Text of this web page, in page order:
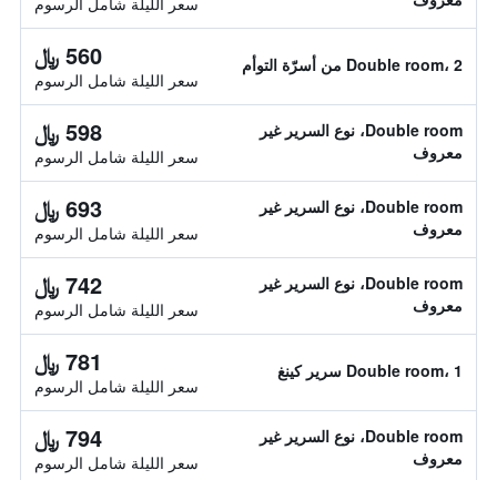
Double room، 2 من أسرّة التوأم 560 ﷼
سعر الليلة شامل الرسوم
Double room، نوع السرير غير
معروف
598 ﷼
سعر الليلة شامل الرسوم
Double room، نوع السرير غير
معروف
693 ﷼
سعر الليلة شامل الرسوم
Double room، نوع السرير غير
معروف
742 ﷼
سعر الليلة شامل الرسوم
Double room، 1 سرير كينغ 781 ﷼
سعر الليلة شامل الرسوم
Double room، نوع السرير غير
معروف
794 ﷼
سعر الليلة شامل الرسوم